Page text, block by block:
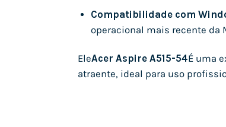
Compatibilidade com
operacional mais recente da
EleAcer Aspire A515-54É uma
atraente, ideal para uso